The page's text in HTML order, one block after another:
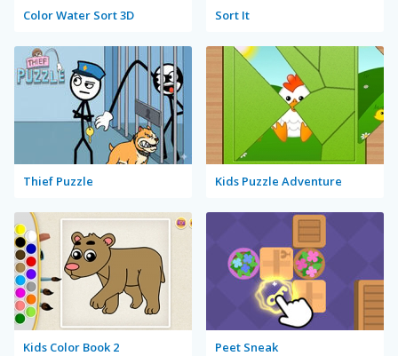
Color Water Sort 3D Sort It
Thief Puzzle Kids Puzzle Adventure
Kids Color Book 2 Peet Sneak